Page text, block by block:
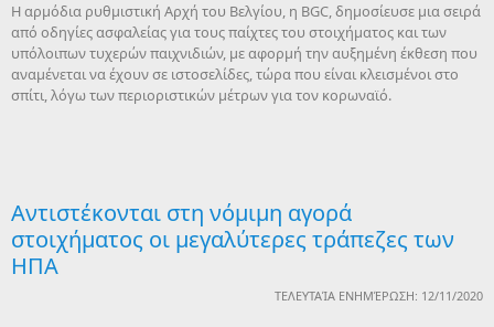
Η αρμόδια ρυθμιστική Αρχή του Βελγίου, η BGC, δημοσίευσε μια σειρά
από οδηγίες ασφαλείας για τους παίχτες του στοιχήματος και των
υπόλοιπων τυχερών παιχνιδιών, με αφορμή την αυξημένη έκθεση που
αναμένεται να έχουν σε ιστοσελίδες, τώρα που είναι κλεισμένοι στο
σπίτι, λόγω των περιοριστικών μέτρων για τον κορωναϊό.
Αντιστέκονται στη νόμιμη αγορά
στοιχήματος οι μεγαλύτερες τράπεζες των
ΗΠΑ
ΤΕΛΕΥΤΑΊΑ ΕΝΗΜΈΡΩΣΗ: 12/11/2020